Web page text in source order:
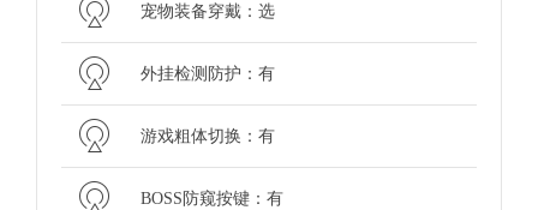
宠物装备穿戴：选
外挂检测防护：有
游戏粗体切换：有
BOSS防窥按键：有